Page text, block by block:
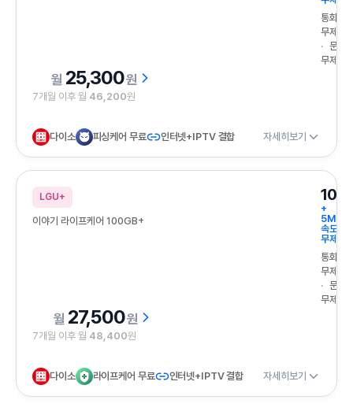
통화
무제한
문자
무제한
25,300원
7개월 이후 월 46,200원
다이소 피싱케어 무료 인터넷+IPTV 결합 자세히보기
LGU+
이야기 라이프케어 100GB+
+
속도
무제한
통화
무제한
문자
무제한
27,500원
7개월 이후 월 48,400원
다이소 라이프케어 무료 인터넷+IPTV 결합 자세히보기